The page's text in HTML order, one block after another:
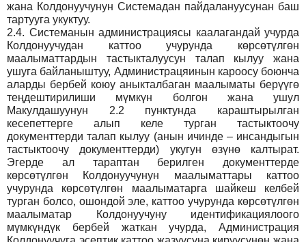
жана Колдонуучунун Системадан пайдалануусунан баш
тартууга укуктуу.
2.4. Системанын администрациясы каалагандай учурда
Колдонуучудан каттоо учурунда көрсөтүлгөн
маалыматтардын тастыкталуусун талап кылуу жана
ушуга байланыштуу, Администрацяинын кароосу боюнча
аларды бербей коюу аныкталбаган маалыматы берүүгө
теңдештирилиши мүмкүн болгон жана ушул
Макулдашуунун 2.2 пунктунда караштырылган
кесепеттерге алып келе турган тастыктоочу
документтерди талап кылуу (анын ичинде – инсандыгын
тастыктоочу документтерди) укугун өзүнө калтырат.
Эгерде ал тараптан берилген документтерде
көрсөтүлгөн Колдонуучунун маалыматтары каттоо
учурунда көрсөтүлгөн маалыматарга шайкеш келбей
турган болсо, ошондой эле, каттоо учурунда көрсөтүлгөн
маалыматар Колдонуучуну идентификациялоого
мүмкүндүк бербей жаткан учурда, Администрация